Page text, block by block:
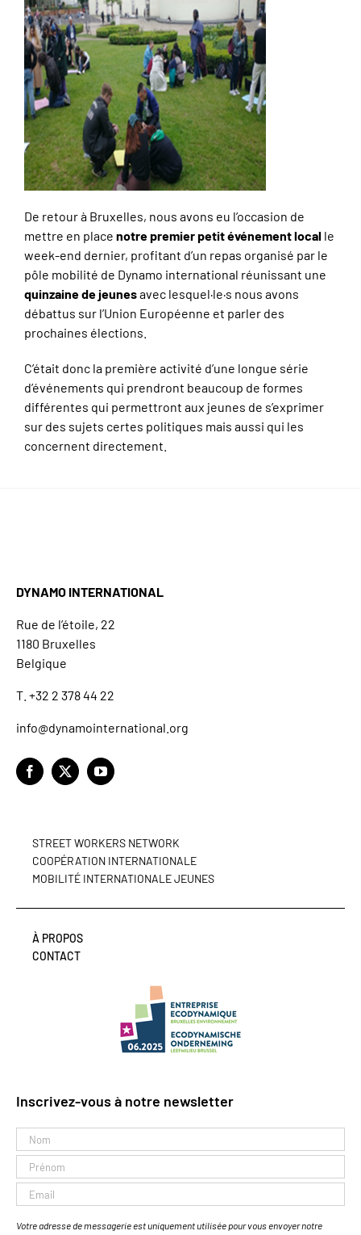
De retour à Bruxelles, nous avons eu l’occasion de
mettre en place notre premier petit événement localle
week-end dernier, profitant d’un repas organisé par le
pôle mobilité de Dynamo international réunissant une
quinzaine de jeunesavec lesquel·le·s nous avons
débattus sur l’Union Européenne et parler des
prochaines élections.
C’était donc la première activité d’une longue série
d’événements qui prendront beaucoup de formes
différentes qui permettront aux jeunes de s’exprimer
sur des sujets certes politiques mais aussi qui les
concernent directement.
DYNAMO INTERNATIONAL
Rue de l’étoile, 22
1180 Bruxelles
Belgique
T. +32 2 378 44 22
info@dynamointernational.org
STREET WORKERS NETWORK
COOPÉRATION INTERNATIONALE
MOBILITÉ INTERNATIONALE JEUNES
À PROPOS
CONTACT
Inscrivez-vous à notre newsletter
Votre adresse de messagerie est uniquement utilisée pour vous envoyer notre